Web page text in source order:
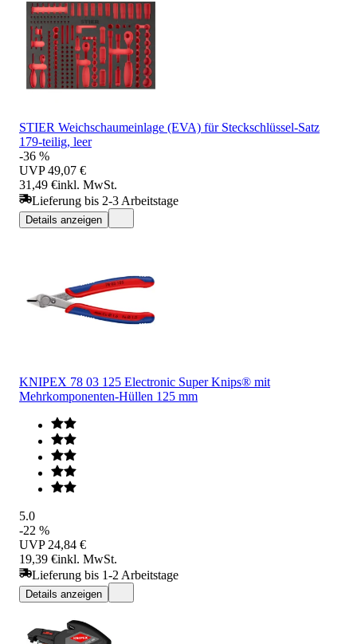
STIER Weichschaumeinlage (EVA) für Steckschlüssel-Satz
179-teilig, leer
-36 %
UVP 49,07 €
31,49 €inkl. MwSt.
Lieferung bis 2-3 Arbeitstage
Details anzeigen
KNIPEX 78 03 125 Electronic Super Knips® mit
Mehrkomponenten-Hüllen 125 mm
5.0
-22 %
UVP 24,84 €
19,39 €inkl. MwSt.
Lieferung bis 1-2 Arbeitstage
Details anzeigen